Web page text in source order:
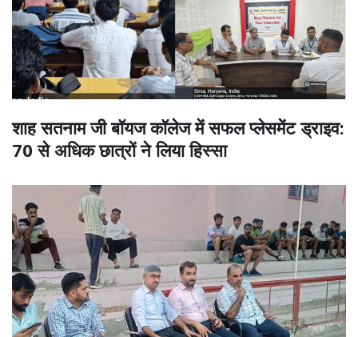
शाह सतनाम जी बॉयज कॉलेज में सफल प्लेसमेंट ड्राइव:
70 से अधिक छात्रों ने लिया हिस्सा